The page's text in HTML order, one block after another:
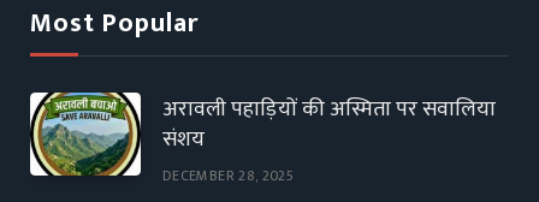
Most Popular
अरावली पहाड़ियों की अस्मिता पर सवालिया
संशय
DECEMBER 28, 2025